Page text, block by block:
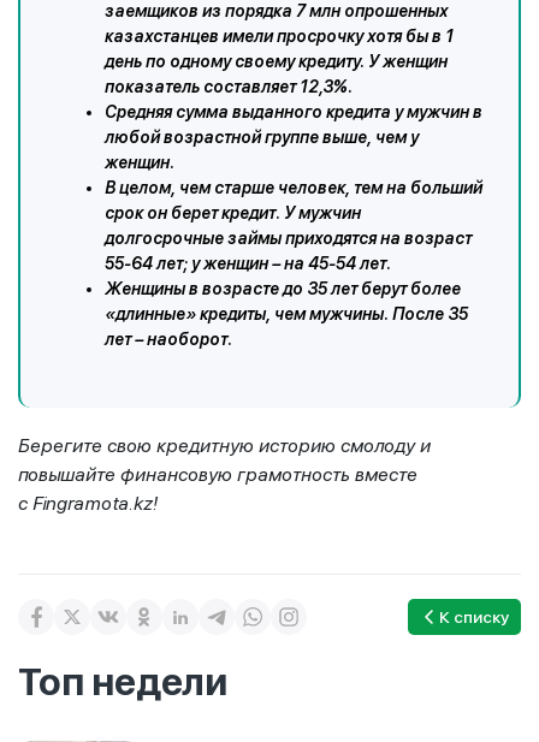
заемщиков из порядка 7 млн опрошенных
казахстанцев имели просрочку хотя бы в 1
день по одному своему кредиту. У женщин
показатель составляет 12,3%.
Средняя сумма выданного кредита у мужчин в
любой возрастной группе выше, чем у
женщин.
В целом, чем старше человек, тем на больший
срок он берет кредит. У мужчин
долгосрочные займы приходятся на возраст
55-64 лет; у женщин – на 45-54 лет.
Женщины в возрасте до 35 лет берут более
«длинные» кредиты, чем мужчины. После 35
лет – наоборот.
Берегите свою кредитную историю смолоду и
повышайте финансовую грамотность вместе
с Fingramota.kz!
К списку
Топ недели